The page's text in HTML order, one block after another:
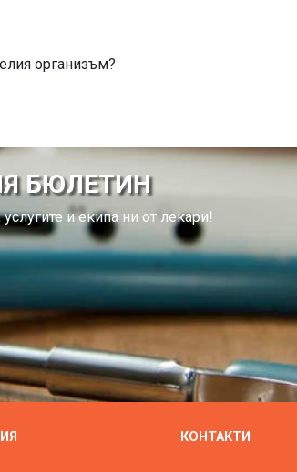
организъм?
БЮЛЕТИН
и екипа ни от лекари!
КОНТАКТИ